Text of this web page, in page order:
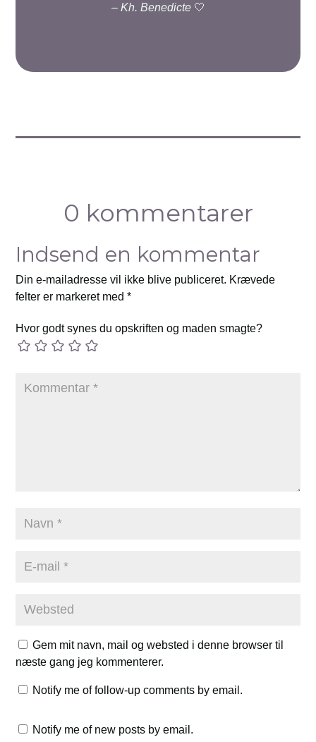
– Kh. Benedicte🤍
0 kommentarer
Indsend en kommentar
Din e-mailadresse vil ikke blive publiceret. Krævede
felter er markeret med*
Hvor godt synes du opskriften og maden smagte?
Gem mit navn, mail og websted i denne browser til
næste gang jeg kommenterer.
Notify me of follow-up comments by email.
Notify me of new posts by email.